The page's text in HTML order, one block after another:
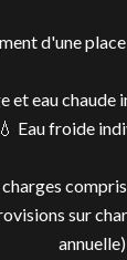
d'une
et eau chaude
💧 Eau froide
sur
annuelle)